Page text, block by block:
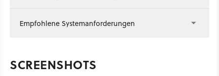
Empfohlene Systemanforderungen
SCREENSHOTS